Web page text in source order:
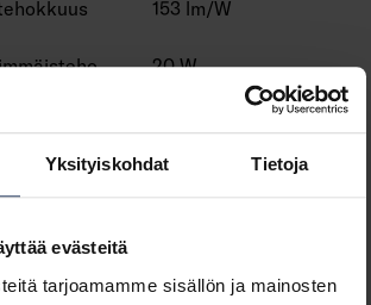
Yksityiskohdat Tietoja
evästeitä
tarjoamamme sisällön ja mainosten
153 lm/W
20 W